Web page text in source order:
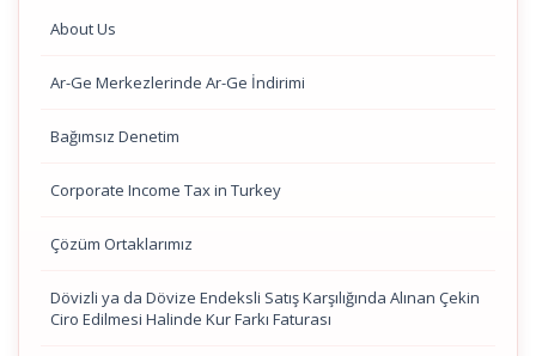
About Us
Ar-Ge Merkezlerinde Ar-Ge İndirimi
Bağımsız Denetim
Corporate Income Tax in Turkey
Çözüm Ortaklarımız
Dövizli ya da Dövize Endeksli Satış Karşılığında Alınan Çekin
Ciro Edilmesi Halinde Kur Farkı Faturası